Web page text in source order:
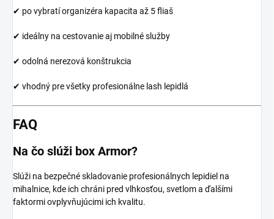
✔ po vybratí organizéra kapacita až 5 fliaš
✔ ideálny na cestovanie aj mobilné služby
✔ odolná nerezová konštrukcia
✔ vhodný pre všetky profesionálne lash lepidlá
FAQ
Na čo slúži box Armor?
Slúži na bezpečné skladovanie profesionálnych lepidiel na
mihalnice, kde ich chráni pred vlhkosťou, svetlom a ďalšími
faktormi ovplyvňujúcimi ich kvalitu.